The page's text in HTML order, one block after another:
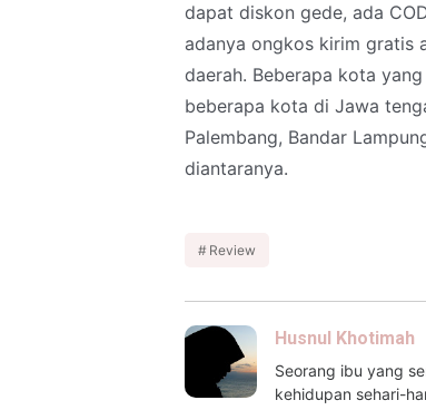
dapat diskon gede, ada
adanya ongkos kirim gratis
daerah. Beberapa kota
beberapa kota di Jawa
Palembang, Bandar
diantaranya.
Review
Husnul Khotimah
Seorang ibu yang
kehidupan sehari-